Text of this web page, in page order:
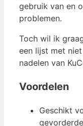
gebruik van en
problemen.
Toch wil ik
een lijst met
nadelen van
Voordelen
Geschikt